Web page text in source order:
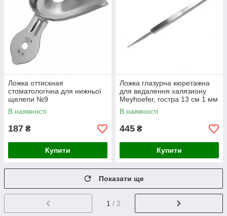
Ложка оттискная
стоматологічна для нижньої
щелепи №9
В наявності
187 ₴
Купити
Ложка глазурна кюретажна
для видалення халязиону
Meyhoefer, гостра 13 см 1 мм
В наявності
445 ₴
Купити
Показати ще
1 / 2